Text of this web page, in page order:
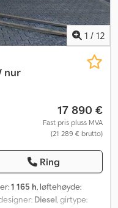
1 / 12
nur
17 890 €
Fast pris pluss MVA
(21 289 € brutto)
Ring
1 165 h, løftehøyde:
Diesel, girtype: